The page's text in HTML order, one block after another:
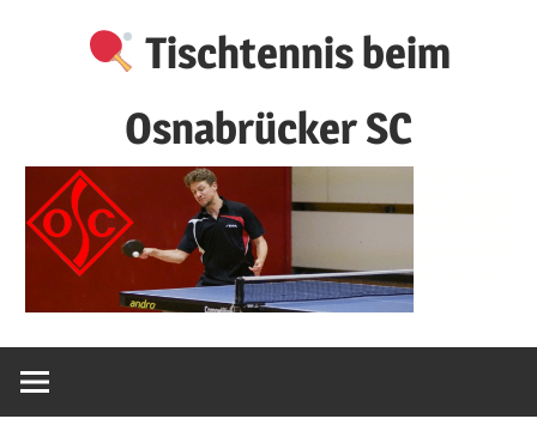
Tischtennis beim
Osnabrücker SC